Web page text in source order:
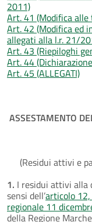
2011)
Art. 41 (Modifica
Art. 42 (Modifica ed
allegati alla l.r. 21/
Art. 43 (Riepiloghi
Art. 44
Art. 45 (ALLEGATI)
ASSESTAMENTO
(Residui attivi e
1. I residui attivi alla
sensi dell’articolo
regionale 11
della Regione